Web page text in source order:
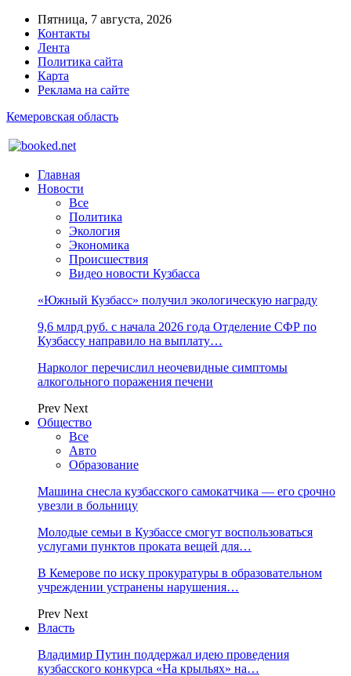
Пятница, 7 августа, 2026
Контакты
Лента
Политика сайта
Карта
Реклама на сайте
Кемеровская область
Главная
Новости
Все
Политика
Экология
Экономика
Происшествия
Видео новости Кузбасса
«Южный Кузбасс» получил экологическую награду
9,6 млрд руб. с начала 2026 года Отделение СФР по
Кузбассу направило на выплату…
Нарколог перечислил неочевидные симптомы
алкогольного поражения печени
Prev Next
Общество
Все
Авто
Образование
Машина снесла кузбасского самокатчика — его срочно
увезли в больницу
Молодые семьи в Кузбассе смогут воспользоваться
услугами пунктов проката вещей для…
В Кемерове по иску прокуратуры в образовательном
учреждении устранены нарушения…
Prev Next
Власть
Владимир Путин поддержал идею проведения
кузбасского конкурса «На крыльях» на…